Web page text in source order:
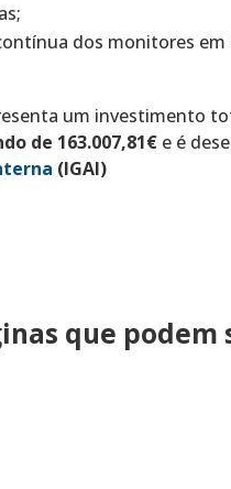
dos monitores
um investimento
de 163.007,81€ e é
(IGAI)
que podem